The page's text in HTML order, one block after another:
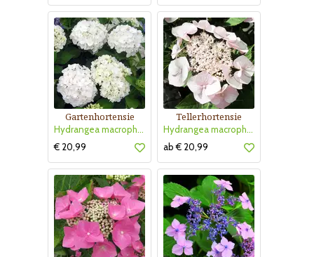
Gartenhortensie
Hydrangea macrophylla 'Soeur Therese'
€ 20,99
Tellerhortensie
Hydrangea macrophylla 'Teller Weiß'
ab € 20,99